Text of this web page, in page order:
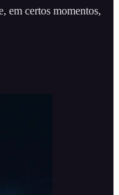
em certos momentos,